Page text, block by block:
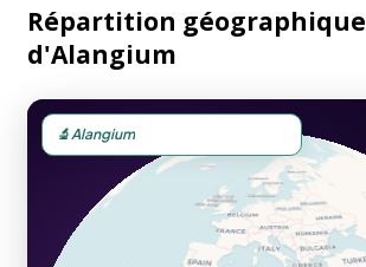
Répartition géographique
d'Alangium